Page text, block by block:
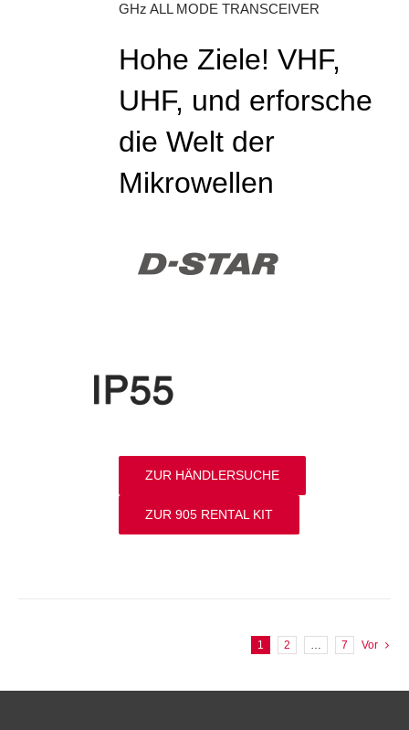
GHz ALL MODE TRANSCEIVER
Hohe Ziele! VHF,
UHF, und erforsche
die Welt der
Mikrowellen
ZUR HÄNDLERSUCHE
ZUR 905 RENTAL KIT
1 2 … 7 Vor